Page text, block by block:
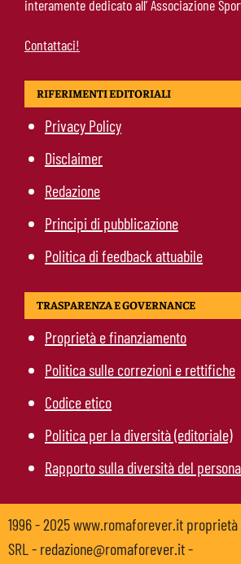
interamente dedicato all’ Associazione
Contattaci!
RIFERIMENTI EDITORIALI
Privacy Policy
Disclaimer
Redazione
Principi di pubblicazione
Politica di feedback attuabile
TRASPARENZA E GOVERNANCE
Proprietà e finanziamento
Politica sulle correzioni e rettifiche
Codice etico
Politica per la diversità (editoriale)
Rapporto sulla diversità del
1996 - 2025 www.romaforever.it proprietà
SRL - redazione@romaforever.it -